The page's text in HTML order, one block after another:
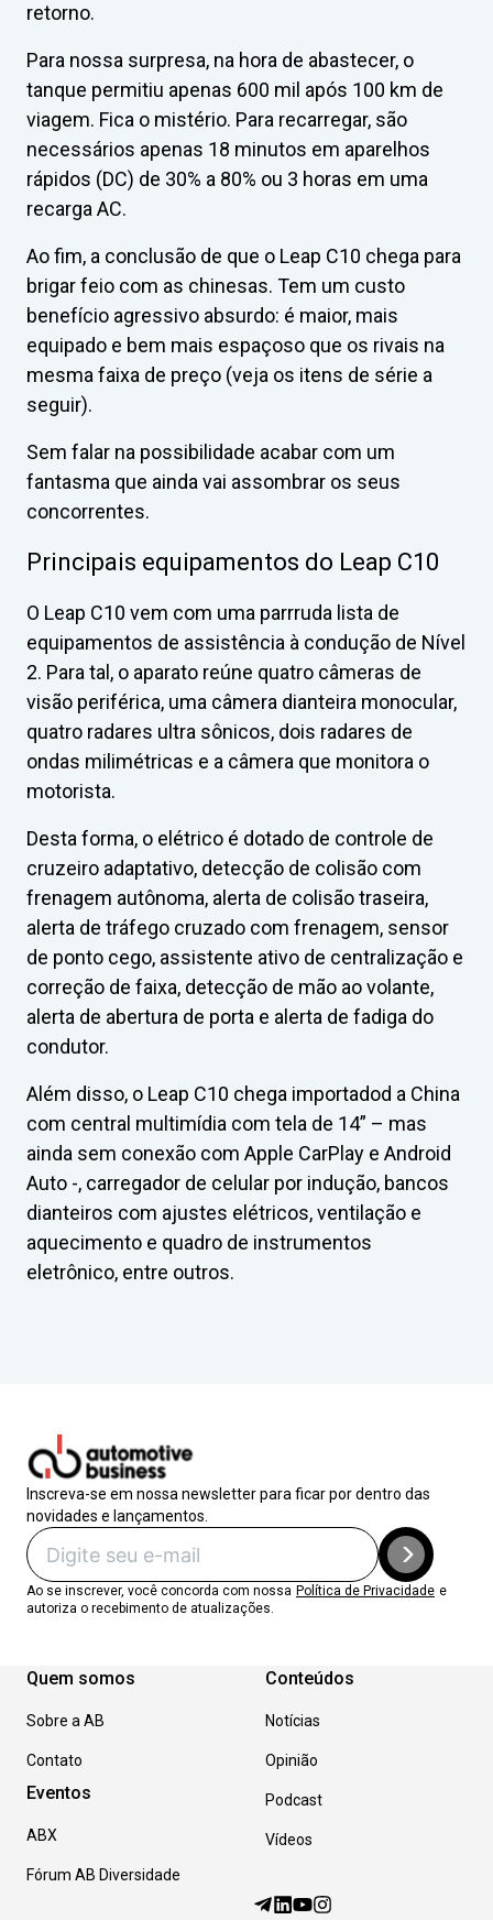
retorno.
Para nossa surpresa, na hora de abastecer, o
tanque permitiu apenas 600 mil após 100 km de
viagem. Fica o mistério. Para recarregar, são
necessários apenas 18 minutos em aparelhos
rápidos (DC) de 30% a 80% ou 3 horas em uma
recarga AC.
Ao fim, a conclusão de que o Leap C10 chega para
brigar feio com as chinesas. Tem um custo
benefício agressivo absurdo: é maior, mais
equipado e bem mais espaçoso que os rivais na
mesma faixa de preço (veja os itens de série a
seguir).
Sem falar na possibilidade acabar com um
fantasma que ainda vai assombrar os seus
concorrentes.
Principais equipamentos do Leap C10
O Leap C10 vem com uma parrruda lista de
equipamentos de assistência à condução de Nível
2. Para tal, o aparato reúne quatro câmeras de
visão periférica, uma câmera dianteira monocular,
quatro radares ultra sônicos, dois radares de
ondas milimétricas e a câmera que monitora o
motorista.
Desta forma, o elétrico é dotado de controle de
cruzeiro adaptativo, detecção de colisão com
frenagem autônoma, alerta de colisão traseira,
alerta de tráfego cruzado com frenagem, sensor
de ponto cego, assistente ativo de centralização e
correção de faixa, detecção de mão ao volante,
alerta de abertura de porta e alerta de fadiga do
condutor.
Além disso, o Leap C10 chega importadod a China
com central multimídia com tela de 14” – mas
ainda sem conexão com Apple CarPlay e Android
Auto -, carregador de celular por indução, bancos
dianteiros com ajustes elétricos, ventilação e
aquecimento e quadro de instrumentos
eletrônico, entre outros.
Inscreva-se em nossa newsletter para ficar por dentro das
novidades e lançamentos.
Ao se inscrever, você concorda com nossa Política de Privacidade e
autoriza o recebimento de atualizações.
Quem somos
Sobre a AB
Contato
Eventos
ABX
Fórum AB Diversidade
Conteúdos
Notícias
Opinião
Podcast
Vídeos